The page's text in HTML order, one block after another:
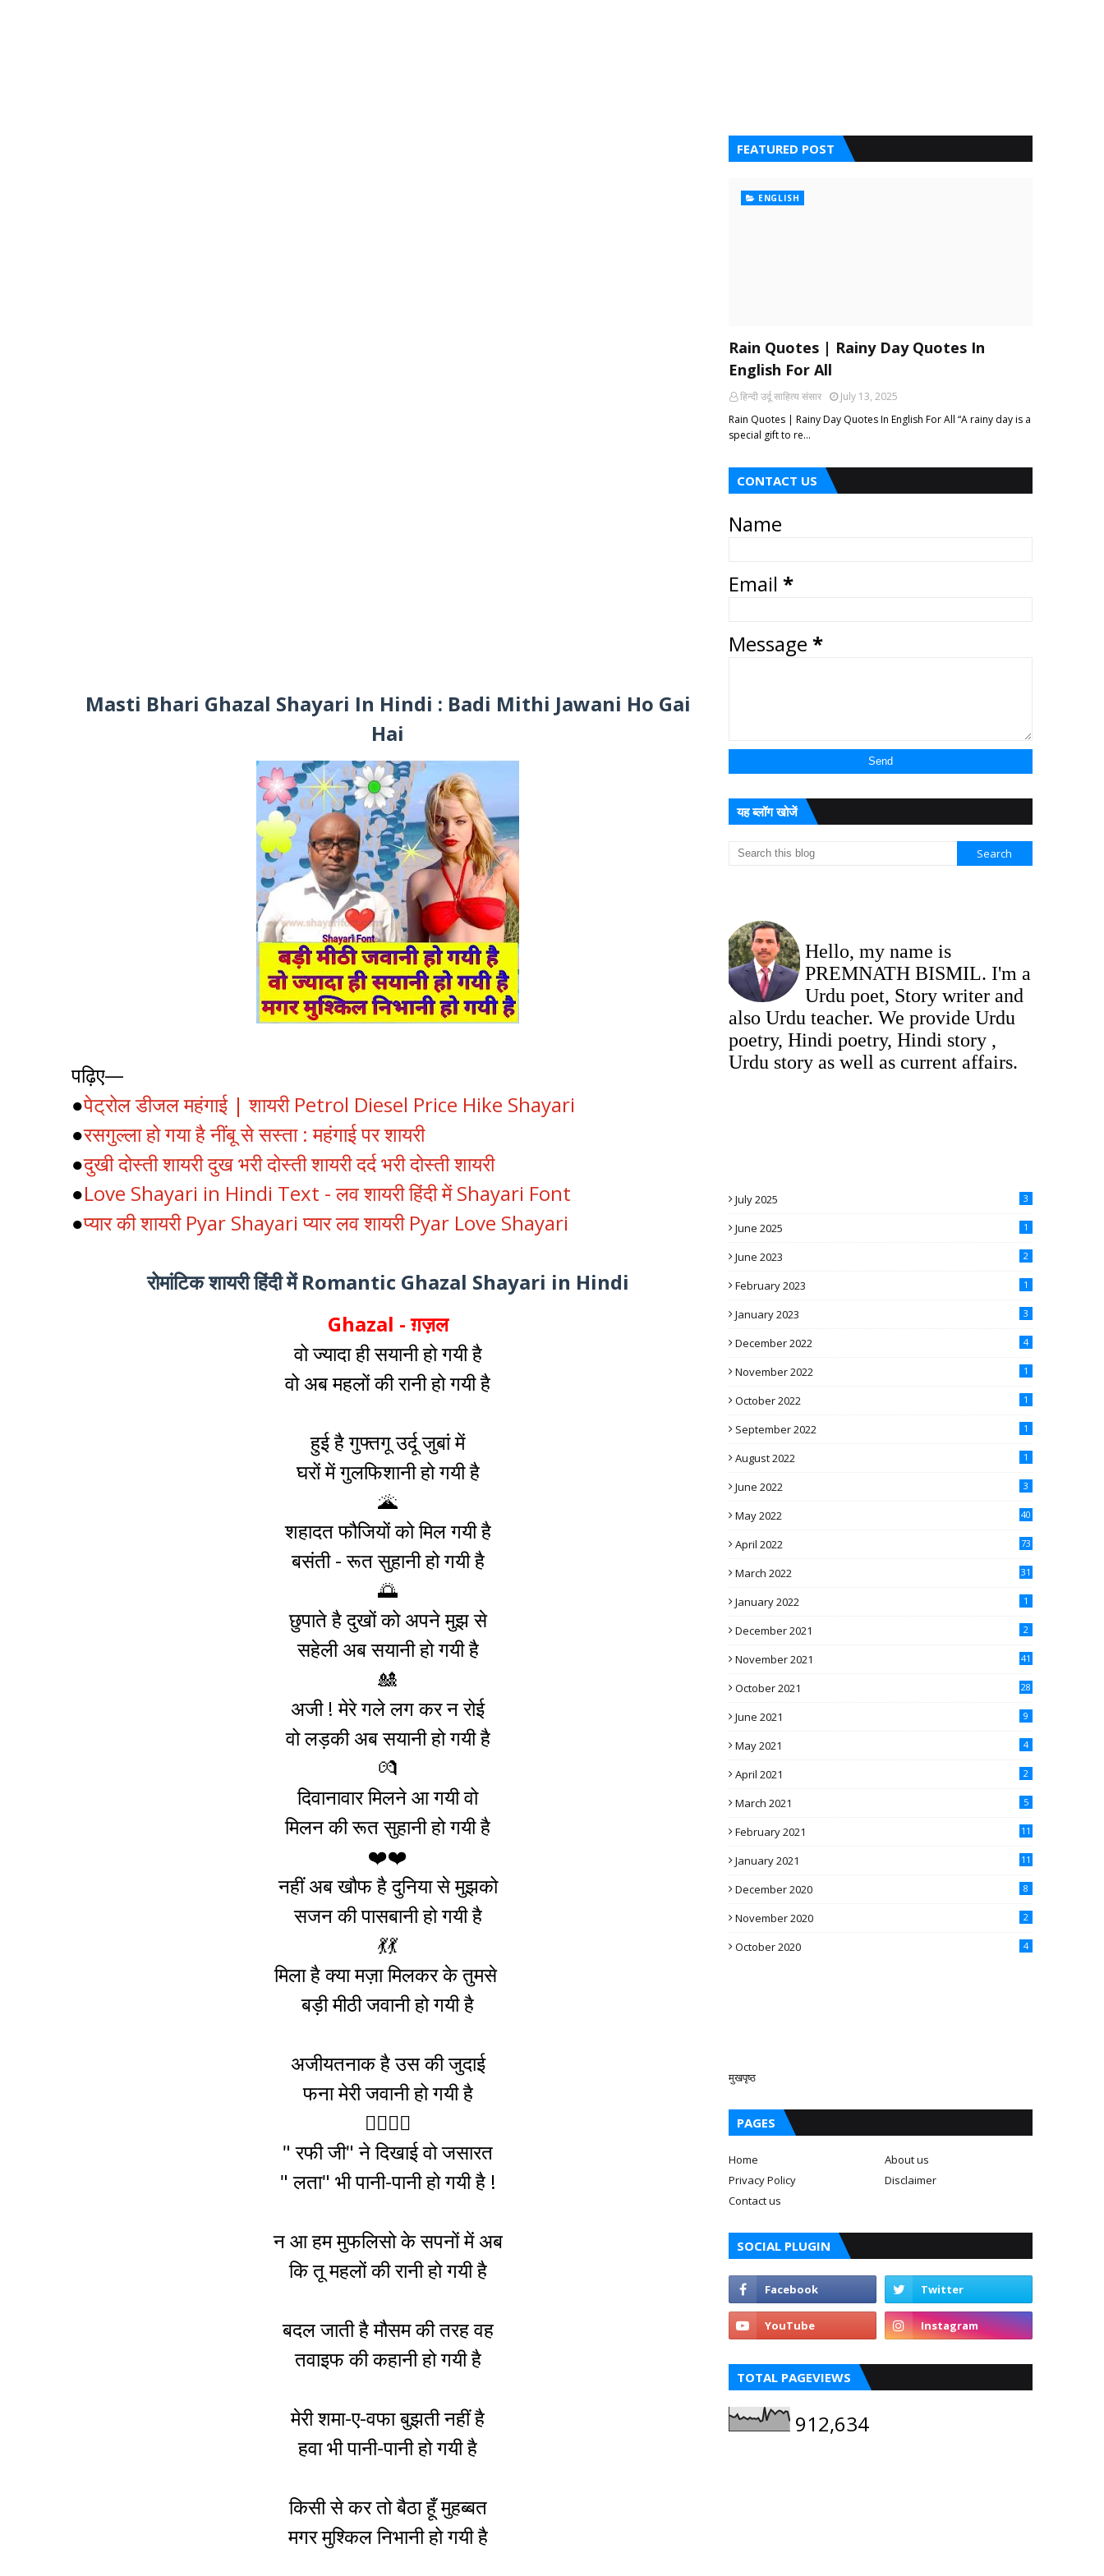
Masti Bhari Ghazal Shayari In Hindi : Badi Mithi Jawani Ho Gai
Hai
पढ़िए—
●पेट्रोल डीजल महंगाई | शायरी Petrol Diesel Price Hike Shayari
●रसगुल्ला हो गया है नींबू से सस्ता : महंगाई पर शायरी
●दुखी दोस्ती शायरी दुख भरी दोस्ती शायरी दर्द भरी दोस्ती शायरी
●Love Shayari in Hindi Text - लव शायरी हिंदी में Shayari Font
●प्यार की शायरी Pyar Shayari प्यार लव शायरी Pyar Love Shayari
रोमांटिक शायरी हिंदी में Romantic Ghazal Shayari in Hindi
Ghazal - ग़ज़ल
वो ज्यादा ही सयानी हो गयी है
वो अब महलों की रानी हो गयी है
हुई है गुफ्तगू उर्दू जुबां में
घरों में गुलफिशानी हो गयी है
🌋
शहादत फौजियों को मिल गयी है
बसंती - रूत सुहानी हो गयी है
🌅
छुपाते है दुखों को अपने मुझ से
सहेली अब सयानी हो गयी है
🎎
अजी ! मेरे गले लग कर न रोई
वो लड़की अब सयानी हो गयी है
💏
दिवानावार मिलने आ गयी वो
मिलन की रूत सुहानी हो गयी है
❤️❤️
नहीं अब खौफ है दुनिया से मुझको
सजन की पासबानी हो गयी है
💃💃
मिला है क्या मज़ा मिलकर के तुमसे
बड़ी मीठी जवानी हो गयी है
अजीयतनाक है उस की जुदाई
फना मेरी जवानी हो गयी है
👨‍❤️‍💋‍👨
" रफी जी" ने दिखाई वो जसारत
" लता" भी पानी-पानी हो गयी है !
न आ हम मुफलिसो के सपनों में अब
कि तू महलों की रानी हो गयी है
बदल जाती है मौसम की तरह वह
तवाइफ की कहानी हो गयी है
मेरी शमा-ए-वफा बुझती नहीं है
हवा भी पानी-पानी हो गयी है
किसी से कर तो बैठा हूँ मुहब्बत
मगर मुश्किल निभानी हो गयी है
FEATURED POST
ENGLISH
Rain Quotes | Rainy Day Quotes In
English For All
हिन्दी ‎उर्दू ‎साहित्य ‎संसार
July 13, 2025
Rain Quotes | Rainy Day Quotes In English For All “A rainy day is a
special gift to re…
CONTACT US
Name
Email *
Message *
यह ब्लॉग खोजें
Hello, my name is
PREMNATH BISMIL. I'm a
Urdu poet, Story writer and
also Urdu teacher. We provide Urdu
poetry, Hindi poetry, Hindi story ,
Urdu story as well as current affairs.
July 2025 3
June 2025 1
June 2023 2
February 2023 1
January 2023 3
December 2022 4
November 2022 1
October 2022 1
September 2022 1
August 2022 1
June 2022 3
May 2022 40
April 2022 73
March 2022 31
January 2022 1
December 2021 2
November 2021 41
October 2021 28
June 2021 9
May 2021 4
April 2021 2
March 2021 5
February 2021 11
January 2021 11
December 2020 8
November 2020 2
October 2020 4
मुखपृष्ठ
PAGES
Home
About us
Privacy Policy
Disclaimer
Contact us
SOCIAL PLUGIN
TOTAL PAGEVIEWS
912,634